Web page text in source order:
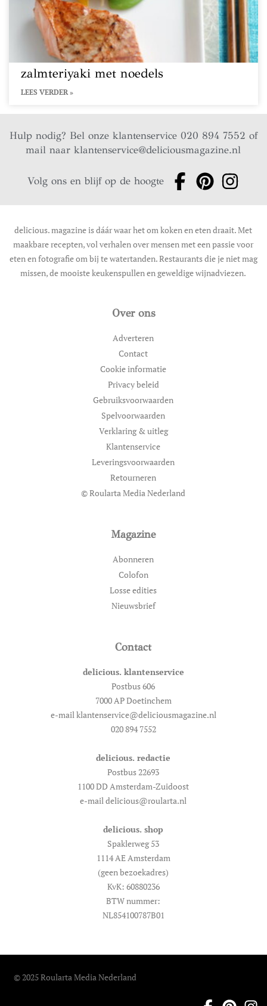
zalmteriyaki met noedels
LEES VERDER »
Hulp nodig? Bel onze klantenservice 020 894 7552 of
mail naarklantenservice@deliciousmagazine.nl
Volg ons en blijf op de hoogte
delicious. magazine is dáár waar het om koken en eten draait. Met
maakbare recepten, vol verhalen over mensen met een passie voor
eten en fotografie om bij te watertanden. Restaurants die je niet mag
missen, de mooiste keukenspullen en geweldige wijnadviezen.
Over ons
Adverteren
Contact
Cookie informatie
Privacy beleid
Gebruiksvoorwaarden
Spelvoorwaarden
Verklaring & uitleg
Klantenservice
Leveringsvoorwaarden
Retourneren
© Roularta Media Nederland
Magazine
Abonneren
Colofon
Losse edities
Nieuwsbrief
Contact
delicious. klantenservice
Postbus 606
7000 AP Doetinchem
e-mail klantenservice@deliciousmagazine.nl
020 894 7552
delicious. redactie
Postbus 22693
1100 DD Amsterdam-Zuidoost
e-mail delicious@roularta.nl
delicious. shop
Spaklerweg 53
1114 AE Amsterdam
(geen bezoekadres)
KvK: 60880236
BTW nummer:
NL854100787B01
© 2025 Roularta Media Nederland